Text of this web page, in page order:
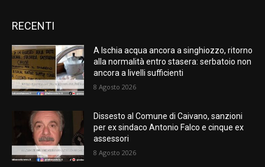
RECENTI
A Ischia acqua ancora a singhiozzo, ritorno
alla normalità entro stasera: serbatoio non
ancora a livelli sufficienti
8 Agosto 2026
Dissesto al Comune di Caivano, sanzioni
per ex sindaco Antonio Falco e cinque ex
assessori
8 Agosto 2026